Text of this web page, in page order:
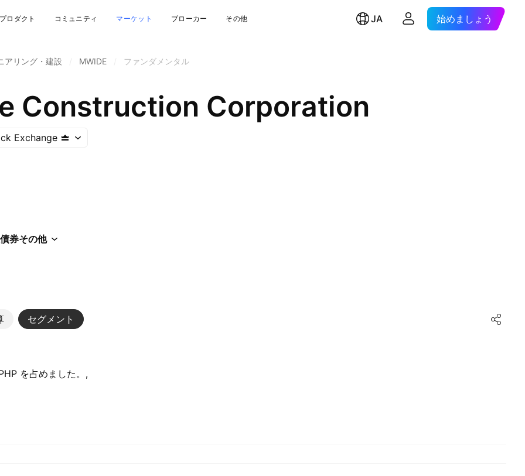
プロダクト コミュニティ マーケット ブローカー その他 JA 始めましょう
アリング・建設 MWIDE ファンダメンタル
Construction Corporation
Exchange
債券その他
セグメント
を占めました。,